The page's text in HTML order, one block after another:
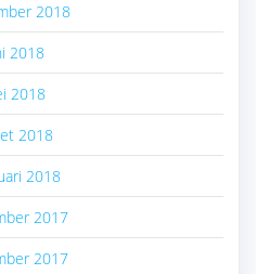
2018
2018
2018
2018
2018
2017
2017